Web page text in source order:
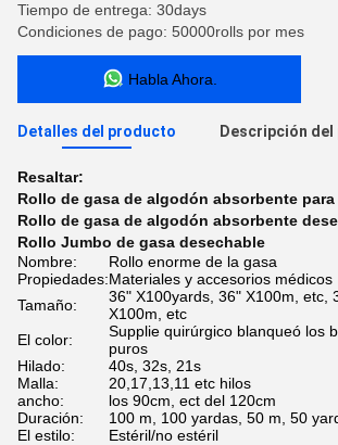
Tiempo de entrega: 30days
Condiciones de pago: 50000rolls por mes
Habla Ahora.
Detalles del producto Descripción
Resaltar:
Rollo de gasa de algodón absorbente
Rollo de gasa de algodón absorbente
Rollo Jumbo de gasa desechable
Nombre:
Rollo enorme de la gasa
Propiedades:Materiales y accesorios médicos
Tamaño:
36" X100yards, 36" X100m, etc,
X100m, etc
El color:
Supplie quirúrgico blanqueó los
puros
Hilado:
40s, 32s, 21s
Malla:
20,17,13,11 etc hilos
ancho:
los 90cm, ect del 120cm
Duración:
100 m, 100 yardas, 50 m, 50
El estilo:
Estéril/no estéril